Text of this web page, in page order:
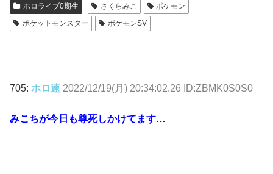
ホロライブ0期生 さくらみこ
ポケモン
ポケットモンスター
ポケモンSV
705: ホロ速 2022/12/19(月) 20:34:02.26 ID:ZBMK0S0S0
みこちが今日も尊死しかけてます…